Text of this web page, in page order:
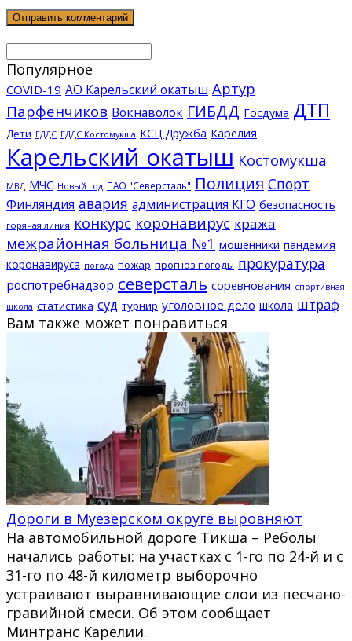
Популярное
COVID-19 АО Карельский окатыш Артур
Парфенчиков Вокнаволок ГИБДД Госдума ДТП
Дети ЕДДС ЕДДС Костомукша КСЦ Дружба Карелия
Карельский окатыш Костомукша
МВД МЧС Новый год ПАО "Северсталь" Полиция Спорт
Финляндия авария администрация КГО безопасность
горячая линия конкурс коронавирус кража
межрайонная больница №1 мошенники пандемия
коронавируса погода пожар прогноз погоды прокуратура
роспотребнадзор северсталь соревнования спортивная
школа статистика суд турнир уголовное дело школа штраф
Вам также может понравиться
Дороги в Муезерском округе выровняют
На автомобильной дороге Тикша – Реболы
начались работы: на участках с 1-го по 24-й и с
31-го по 48-й километр выборочно
устраивают выравнивающие слои из песчано-
гравийной смеси. Об этом сообщает
Минтранс Карелии.